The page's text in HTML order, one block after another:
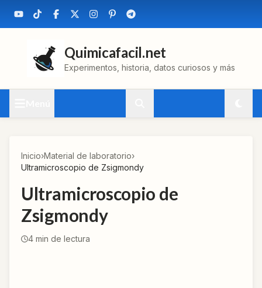
Quimicafacil.net
Experimentos, historia, datos curiosos y más
Inicio›Material de laboratorio›
Ultramicroscopio de Zsigmondy
Ultramicroscopio de
Zsigmondy
4 min de lectura